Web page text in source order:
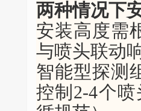
两种情况下
安装高度需
与喷头联动
智能型探测
控制2-4个